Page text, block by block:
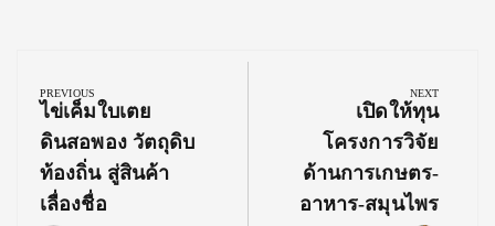
navigation
PREVIOUS
Previous
Post:
ไข่เค็มใบเตย
ดินสอพอง วัตถุดิบ
ท้องถิ่น สู่สินค้า
เลื่องชื่อ
NEXT
Next
Post:
เปิดให้ทุน
โครงการวิจัย
ด้านการเกษตร-
อาหาร-สมุนไพร